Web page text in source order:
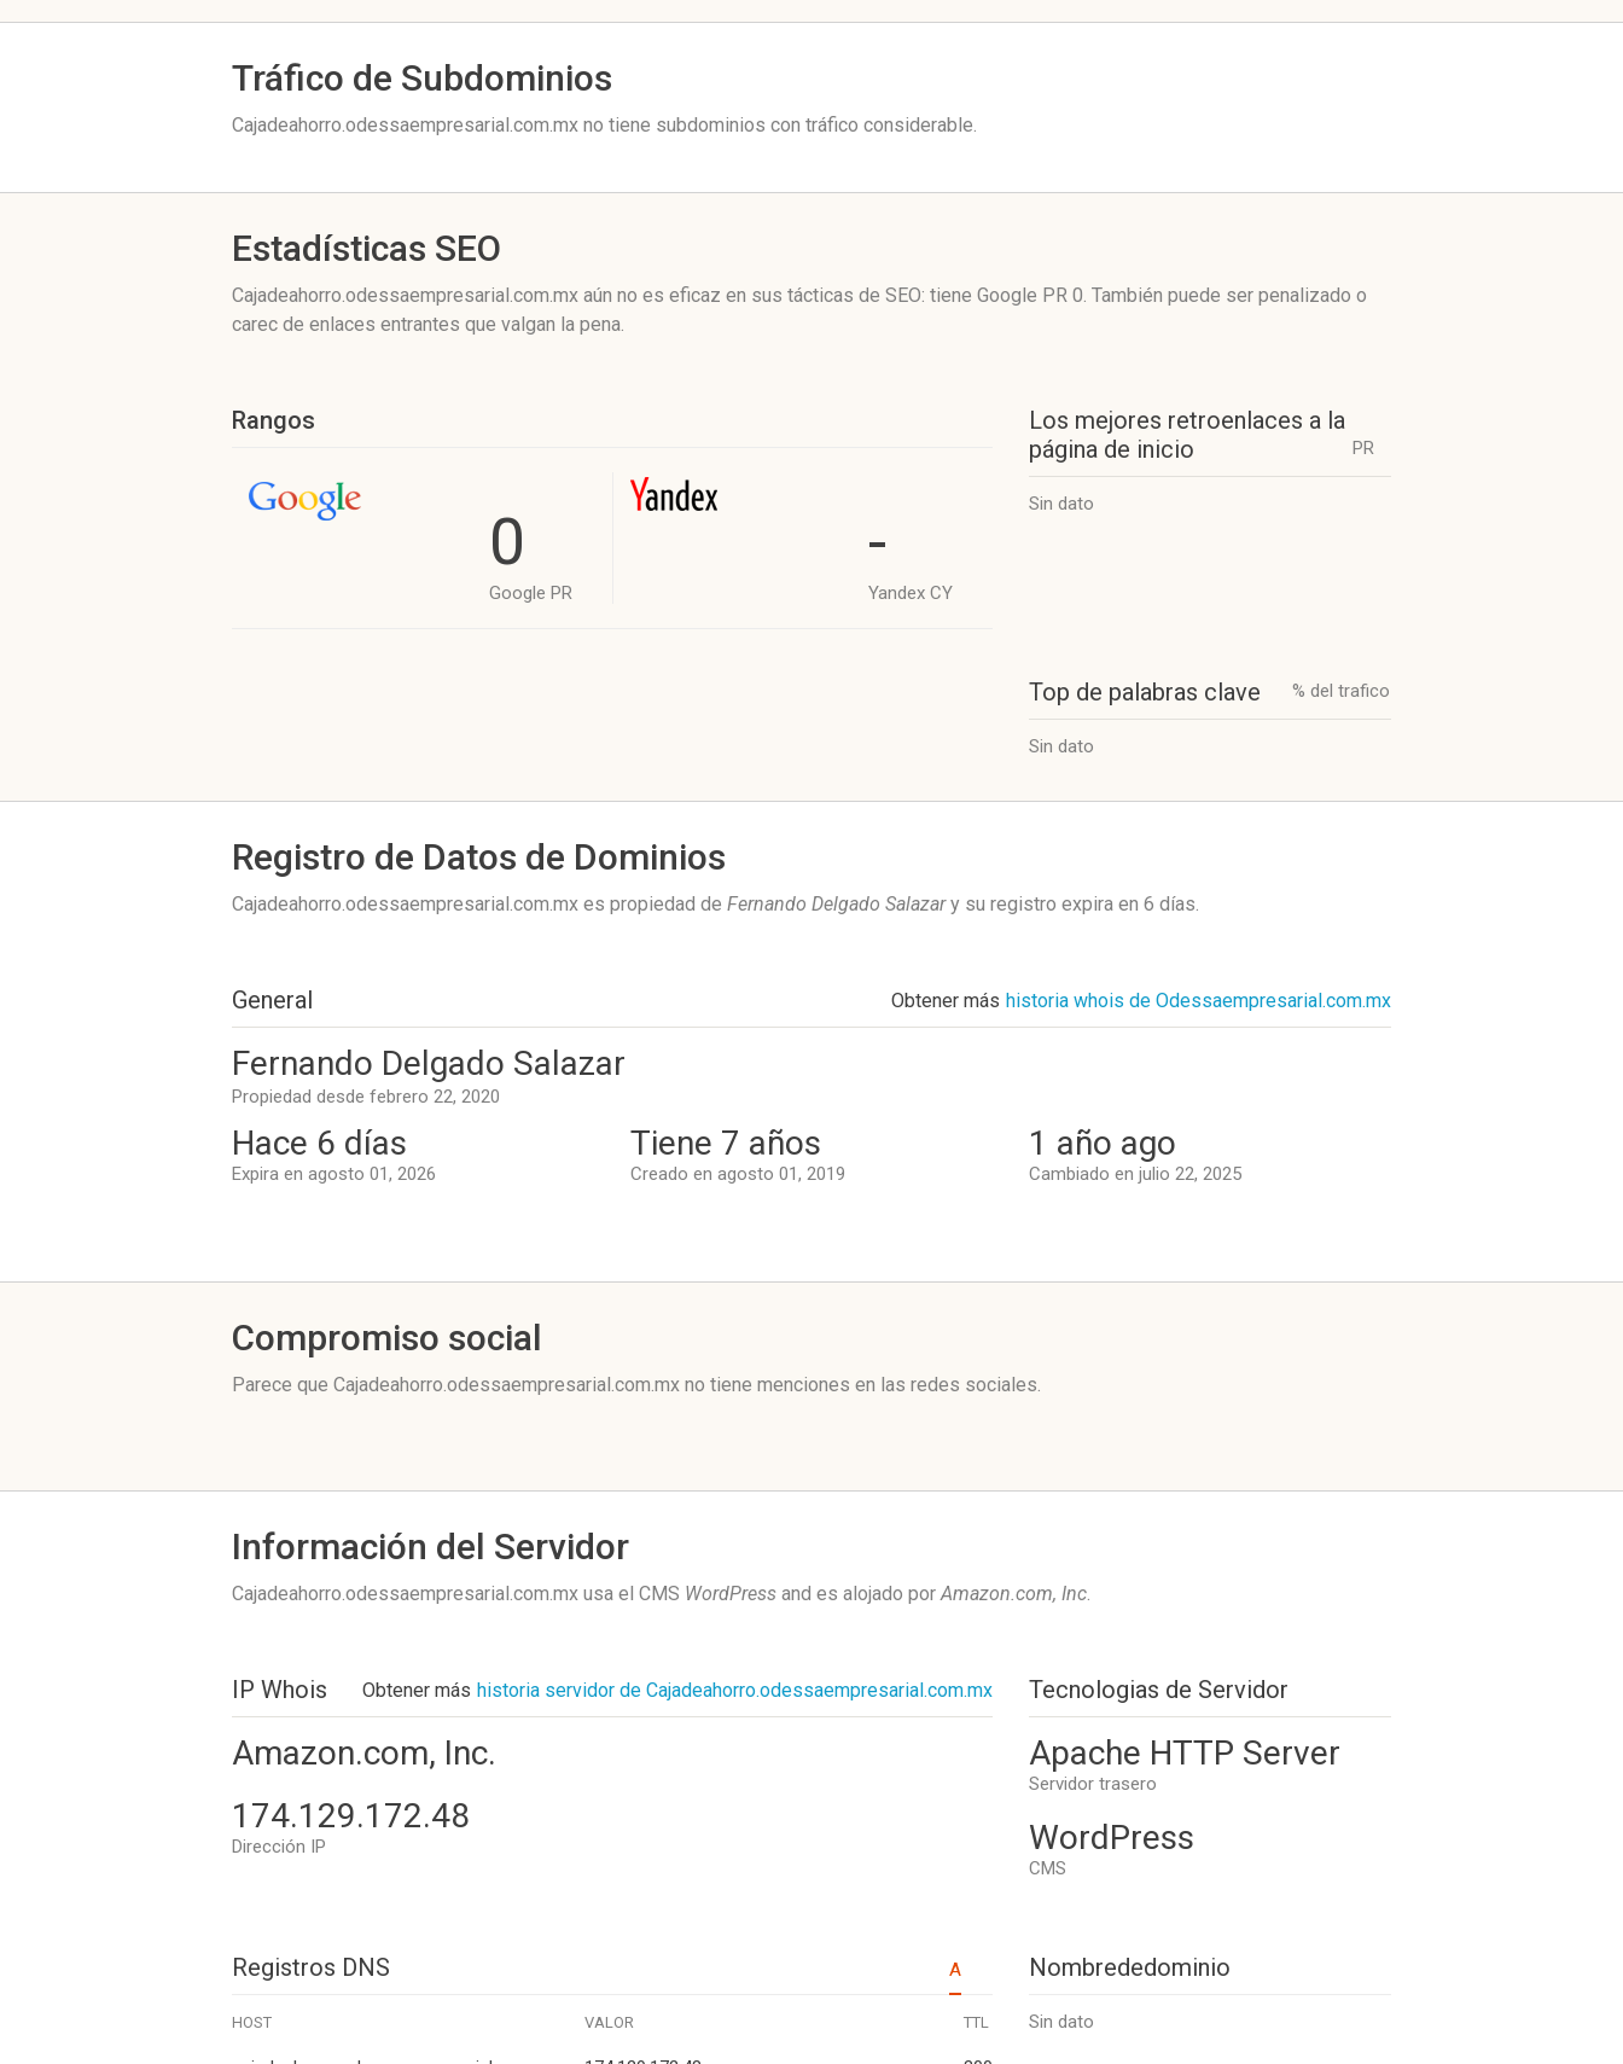
Tráfico de Subdominios
Cajadeahorro.odessaempresarial.com.mx no tiene subdominios con tráfico considerable.
Estadísticas SEO
Cajadeahorro.odessaempresarial.com.mx aún no es eficaz en sus tácticas de SEO: tiene Google PR 0. También puede ser penalizado o
carec de enlaces entrantes que valgan la pena.
Rangos
0
Google PR
-
Yandex CY
Los mejores retroenlaces a la
página de inicio
PR
Sin dato
Top de palabras clave % del trafico
Sin dato
Registro de Datos de Dominios
Cajadeahorro.odessaempresarial.com.mx es propiedad de Fernando Delgado Salazary su registro expira en 6 días.
General Obtener más historia whois de Odessaempresarial.com.mx
Fernando Delgado Salazar
Propiedad desde febrero 22, 2020
Hace 6 días
Expira en agosto 01, 2026
Tiene 7 años
Creado en agosto 01, 2019
1 año ago
Cambiado en julio 22, 2025
Compromiso social
Parece que Cajadeahorro.odessaempresarial.com.mx no tiene menciones en las redes sociales.
Información del Servidor
Cajadeahorro.odessaempresarial.com.mx usa el CMS WordPress and es alojado porAmazon.com, Inc.
IP Whois Obtener más historia servidor de Cajadeahorro.odessaempresarial.com.mx
Amazon.com, Inc.
174.129.172.48
Dirección IP
Tecnologias de Servidor
Apache HTTP Server
Servidor trasero
WordPress
CMS
Registros DNS A Nombrededominio
Sin dato
HOST VALOR TTL